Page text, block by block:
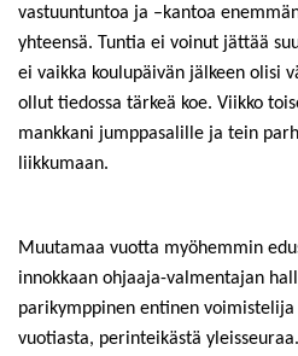
vastuuntuntoa ja –kantoa
yhteensä. Tuntia ei voinut jättää
ei vaikka koulupäivän jälkeen olisi
ollut tiedossa tärkeä koe. Viikko
mankkani jumppasalille ja tein
liikkumaan.
Muutamaa vuotta myöhemmin
innokkaan ohjaaja-valmentajan
parikymppinen entinen
vuotiasta, perinteikästä